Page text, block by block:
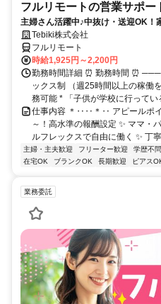
フルリモートの営業サポ
主婦さん活躍中♪中抜け・送迎OK！
Tebiki株式会社
フルリモート
時給1,925円～2,200円
勤務時間詳細 ⏰ 勤務時間 ⏰
ックス制 （週25時間以上の稼働
務可能 * 「子供が学校に行って
仕事内容 ＊‥‥＊‥ アピールポ
～！高水準の報酬設定 ✨ ママ・
ルフレックスで自由に働く ✨ 丁
主婦・主夫歓迎 フリーター歓迎 学歴不問
在宅OK
ブランクOK 長期歓迎 ピアス
業務委託